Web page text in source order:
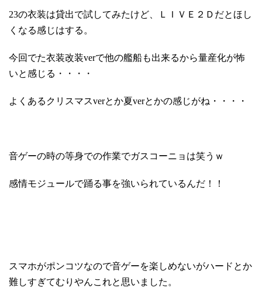
23の衣装は貸出で試してみたけど、ＬＩＶＥ２Ｄだとほし
くなる感じはする。
今回でた衣装改装verで他の艦船も出来るから量産化が怖
いと感じる・・・・
よくあるクリスマスverとか夏verとかの感じがね・・・・
音ゲーの時の等身での作業でガスコーニョは笑うｗ
感情モジュールで踊る事を強いられているんだ！！
スマホがポンコツなので音ゲーを楽しめないがハードとか
難しすぎてむりやんこれと思いました。